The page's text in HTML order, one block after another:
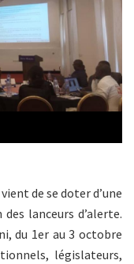
de se doter d’une
lanceurs d’alerte.
du 1er au 3 octobre
législateurs,